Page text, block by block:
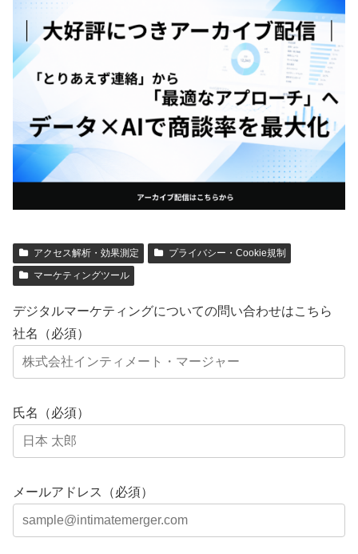
アクセス解析・効果測定
プライバシー・Cookie規制
マーケティングツール
デジタルマーケティングについての問い合わせはこちら
社名（必須）
氏名（必須）
メールアドレス（必須）